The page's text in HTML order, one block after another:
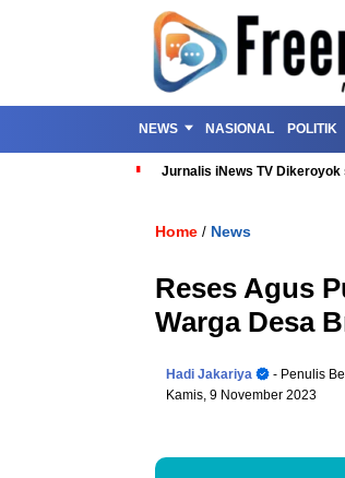
NEWS NASIONAL POLITIK
Jurnalis iNews TV Dikeroyok
Home / News
Reses Agus
Warga Desa
Hadi Jakariya
- Penulis
Kamis, 9 November 2023